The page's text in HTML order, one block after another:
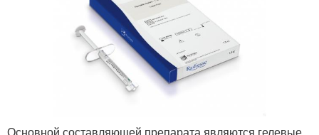
Основной составляющей препарата являются гелевые